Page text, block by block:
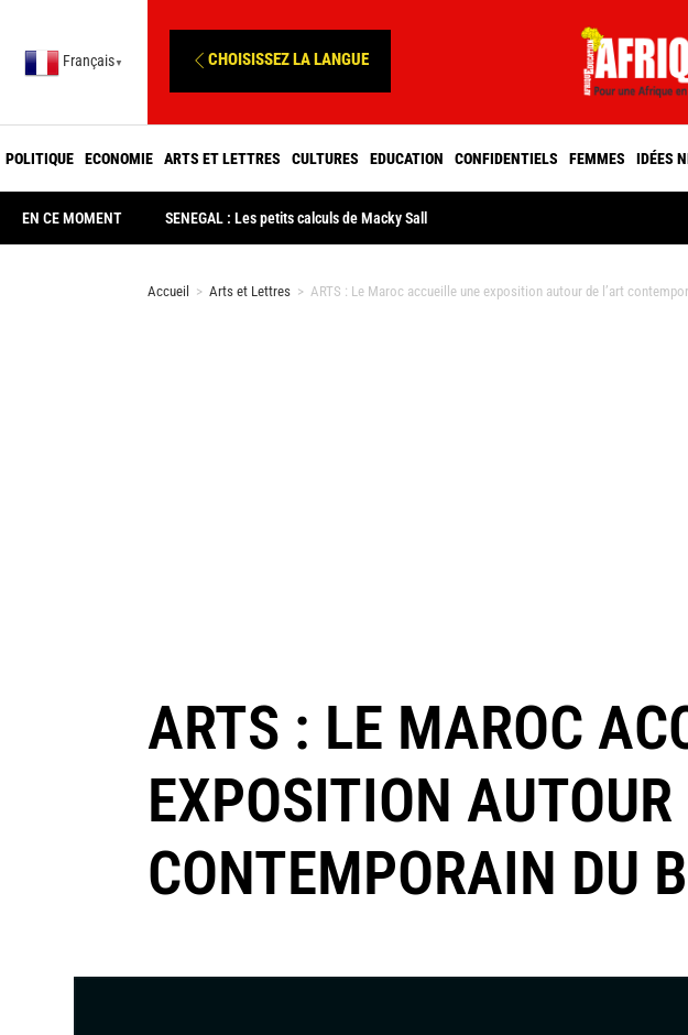
Français ▼ CHOISISSEZ LA LANGUE
POLITIQUE ECONOMIE ARTS ET LETTRES CULTURES EDUCATION CONFIDENTIELS FEMMES IDÉES
EN CE MOMENT SENEGAL : Les petits calculs de Macky Sall
Accueil > Arts et Lettres > ARTS : Le Maroc accueille une exposition autour de l’art
ARTS : LE MAROC
EXPOSITION AUTOUR
CONTEMPORAIN DU